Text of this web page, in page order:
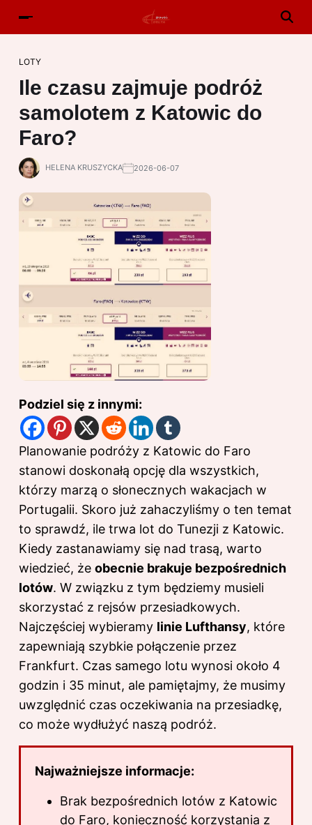
LOTY
Ile czasu zajmuje podróż
samolotem z Katowic do
Faro?
HELENA KRUSZYCKA 2026-06-07
Podziel się z innymi:
Planowanie podróży z Katowic do Faro
stanowi doskonałą opcję dla wszystkich,
którzy marzą o słonecznych wakacjach w
Portugalii. Skoro już zahaczyliśmy o ten temat
to sprawdź, ile trwa lot do Tunezji z Katowic.
Kiedy zastanawiamy się nad trasą, warto
wiedzieć, że obecnie brakuje bezpośrednich
lotów. W związku z tym będziemy musieli
skorzystać z rejsów przesiadkowych.
Najczęściej wybieramy linie Lufthansy, które
zapewniają szybkie połączenie przez
Frankfurt. Czas samego lotu wynosi około 4
godzin i 35 minut, ale pamiętajmy, że musimy
uwzględnić czas oczekiwania na przesiadkę,
co może wydłużyć naszą podróż.
Najważniejsze informacje:
Brak bezpośrednich lotów z Katowic
do Faro, konieczność korzystania z